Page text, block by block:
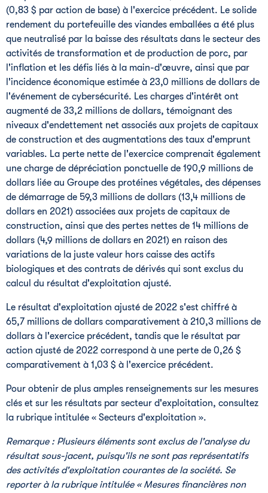
(0,83 $ par action de base) à l'exercice précédent. Le solide
rendement du portefeuille des viandes emballées a été plus
que neutralisé par la baisse des résultats dans le secteur des
activités de transformation et de production de porc, par
l'inflation et les défis liés à la main-d'œuvre, ainsi que par
l'incidence économique estimée à 23,0 millions de dollars de
l'événement de cybersécurité. Les charges d'intérêt ont
augmenté de 33,2 millions de dollars, témoignant des
niveaux d'endettement net associés aux projets de capitaux
de construction et des augmentations des taux d'emprunt
variables. La perte nette de l'exercice comprenait également
une charge de dépréciation ponctuelle de 190,9 millions de
dollars liée au Groupe des protéines végétales, des dépenses
de démarrage de 59,3 millions de dollars (13,4 millions de
dollars en 2021) associées aux projets de capitaux de
construction, ainsi que des pertes nettes de 14 millions de
dollars (4,9 millions de dollars en 2021) en raison des
variations de la juste valeur hors caisse des actifs
biologiques et des contrats de dérivés qui sont exclus du
calcul du résultat d'exploitation ajusté.
Le résultat d'exploitation ajusté de 2022 s'est chiffré à
65,7 millions de dollars comparativement à 210,3 millions de
dollars à l'exercice précédent, tandis que le résultat par
action ajusté de 2022 correspond à une perte de 0,26 $
comparativement à 1,03 $ à l'exercice précédent.
Pour obtenir de plus amples renseignements sur les mesures
clés et sur les résultats par secteur d'exploitation, consultez
la rubrique intitulée « Secteurs d'exploitation ».
Remarque : Plusieurs éléments sont exclus de l'analyse du
résultat sous-jacent, puisqu'ils ne sont pas représentatifs
des activités d'exploitation courantes de la société. Se
reporter à la rubrique intitulée « Mesures financières non